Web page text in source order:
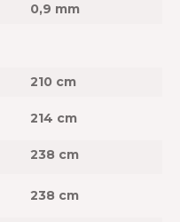
0,9 mm
210 cm
214 cm
238 cm
238 cm